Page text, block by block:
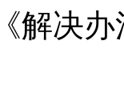
解决